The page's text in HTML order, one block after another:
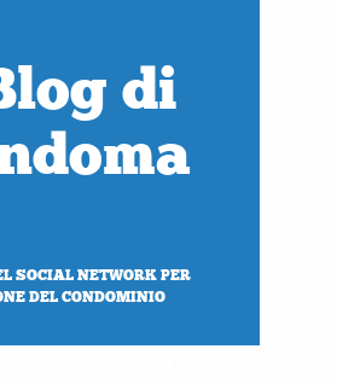
di
SOCIAL NETWORK PER
DEL CONDOMINIO